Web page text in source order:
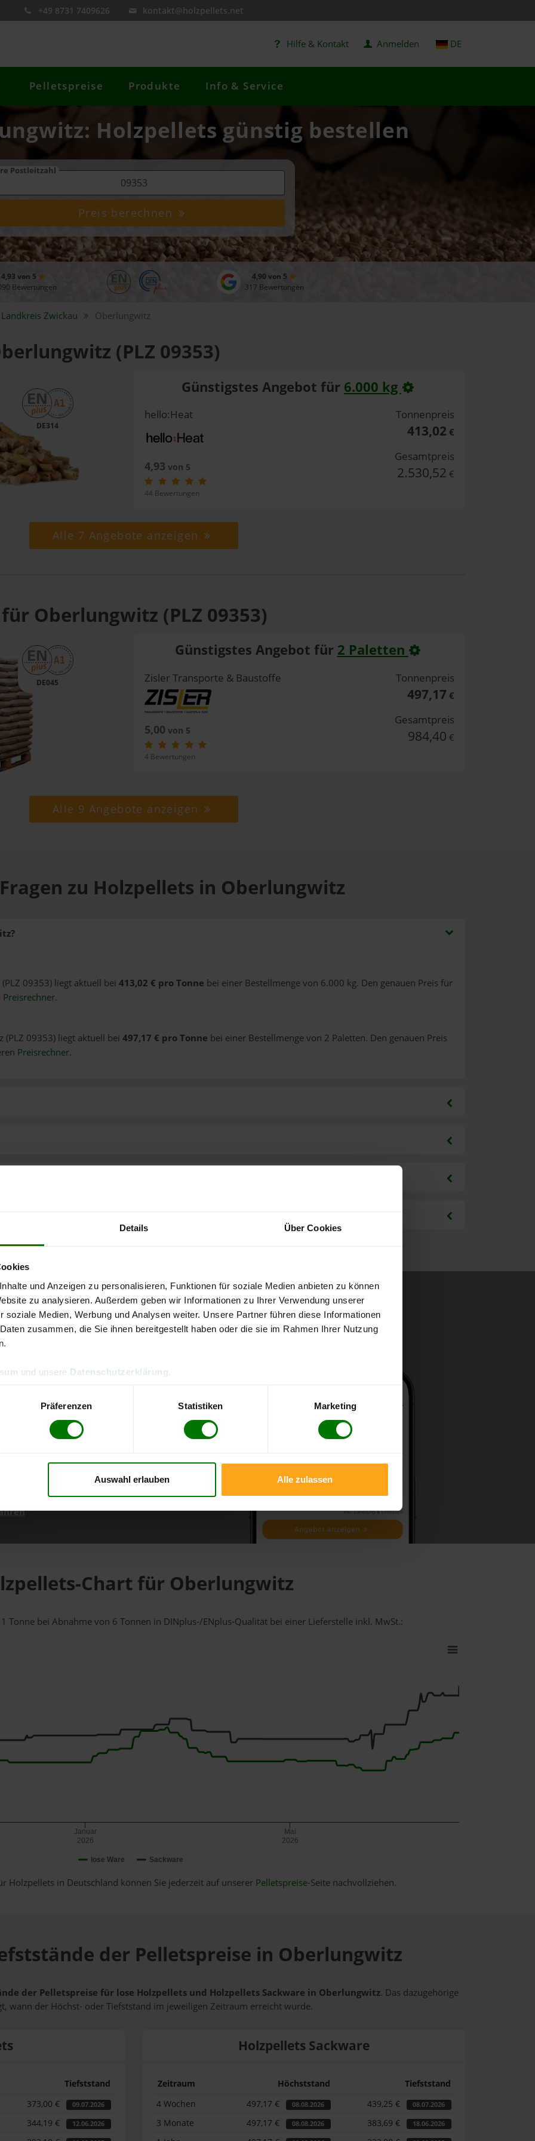
Details Über Cookies
und Anzeigen zu personalisieren, Funktionen für soziale Medien anbieten zu können
zu analysieren. Außerdem geben wir Informationen zu Ihrer Verwendung unserer
soziale Medien, Werbung und Analysen weiter. Unsere Partner führen diese Informationen
zusammen, die Sie ihnen bereitgestellt haben oder die sie im Rahmen Ihrer Nutzung
und unsere Datenschutzerklärung
Präferenzen Statistiken Marketing
Auswahl erlauben Alle zulassen
+49 8731 7409626 kontakt@holzpellets.net
Hilfe & Kontakt Anmelden DE
Pelletspreise Produkte Info & Service
Holzpellets günstig bestellen
Postleitzahl
Preis berechnen
4,93 von 5
Bewertungen
4,90 von 5
317 Bewertungen
LandkreisZwickau Oberlungwitz
(PLZ 09353)
DE314
Günstigstes Angebot für 6.000 kg
hello:Heat
4,93 von 5
44 Bewertungen
Tonnenpreis
413,02 €
Gesamtpreis
2.530,52 €
Alle 7 Angebote anzeigen
Oberlungwitz (PLZ 09353)
DE045
Günstigstes Angebot für 2 Paletten
Zisler Transporte & Baustoffe
5,00 von 5
4 Bewertungen
Tonnenpreis
497,17 €
Gesamtpreis
984,40 €
Alle 9 Angebote anzeigen
zu Holzpellets in Oberlungwitz
09353) liegt aktuell bei 413,02 € pro Tonne bei einer Bestellmenge von 6.000 kg. Den genauen Preis für
Preisrechner.
(PLZ 09353) liegt aktuell bei 497,17 € pro Tonne bei einer Bestellmenge von 2 Paletten. Den genauen Preis
Preisrechner.
kostenlose
direkt online bestellen
aktuellen Stand
Chart für Oberlungwitz
Tonne bei Abnahmevon 6 Tonnen in DINplus-/ENplus-Qualität bei einer Lieferstelle inkl. MwSt.:
lose Ware Sackware
Januar
2026
Mai
2026
Holzpellets in Deutschland können Sie jederzeit auf unserer Pelletspreise-Seite nachvollziehen.
der Pelletspreise in Oberlungwitz
der Pelletspreise für lose Holzpellets und Holzpellets Sackware in Oberlungwitz. Das dazugehörige
wann der Höchst- oder Tiefststand im jeweiligen Zeitraum erreicht wurde.
Tiefststand
373,00 € 09.07.2026
344,19 € 12.06.2026
Holzpellets Sackware
Zeitraum Höchststand
Tiefststand
4 Wochen
497,17 € 08.08.2026 439,25 € 08.07.2026
3 Monate 497,17 € 08.08.2026 383,69 € 18.06.2026